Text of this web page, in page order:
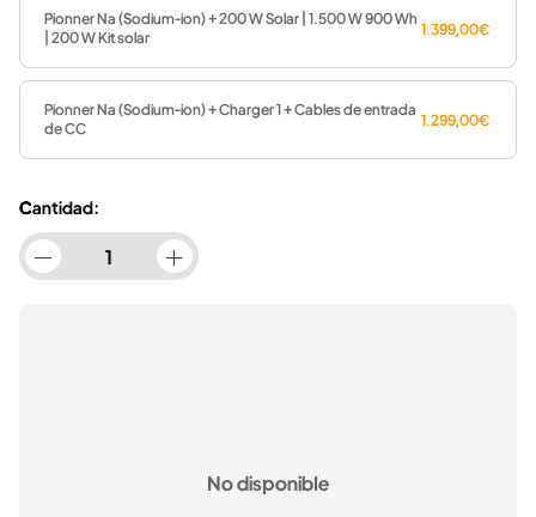
pérdida en modo de espera significa que estará
lista para usar incluso después de meses sin
actividad.
Pionner Na (Sodium-ion) + 200 W Solar | 1.500 W 900 Wh
| 200 W Kit solar
1.399,00€
Pionner Na (Sodium-ion) + Charger 1 + Cables de entrada
de CC
1.299,00€
Cantidad:
No disponible